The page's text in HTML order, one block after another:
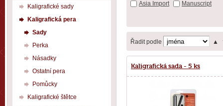
Asia Import
Manuscript
Řadit podle ▲
Kaligrafická sada - 5 ks
Kaligrafické sady
Kaligrafická pera
Sady
Perka
Násadky
Ostatní pera
Pomůcky
Kaligrafické štětce